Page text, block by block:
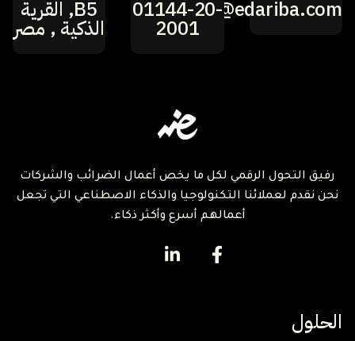
hi@edariba.com
01144-20-
2001
B5, القرية
الذكية , مصر
رفيق التحول الرقمي لكل ما يخص أعمال الضرائب والشركات
نحن نقدم لعملائنا التكنولوجيا والذكاء الاصطناعي التي تجعل
أعمالهم أسرع وأكثر ذكاء.
الحلول